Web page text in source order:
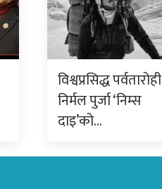
विश्वप्रसिद्ध पर्वतारोही
निर्मल पुर्जा ‘निम्स
दाइ’को…